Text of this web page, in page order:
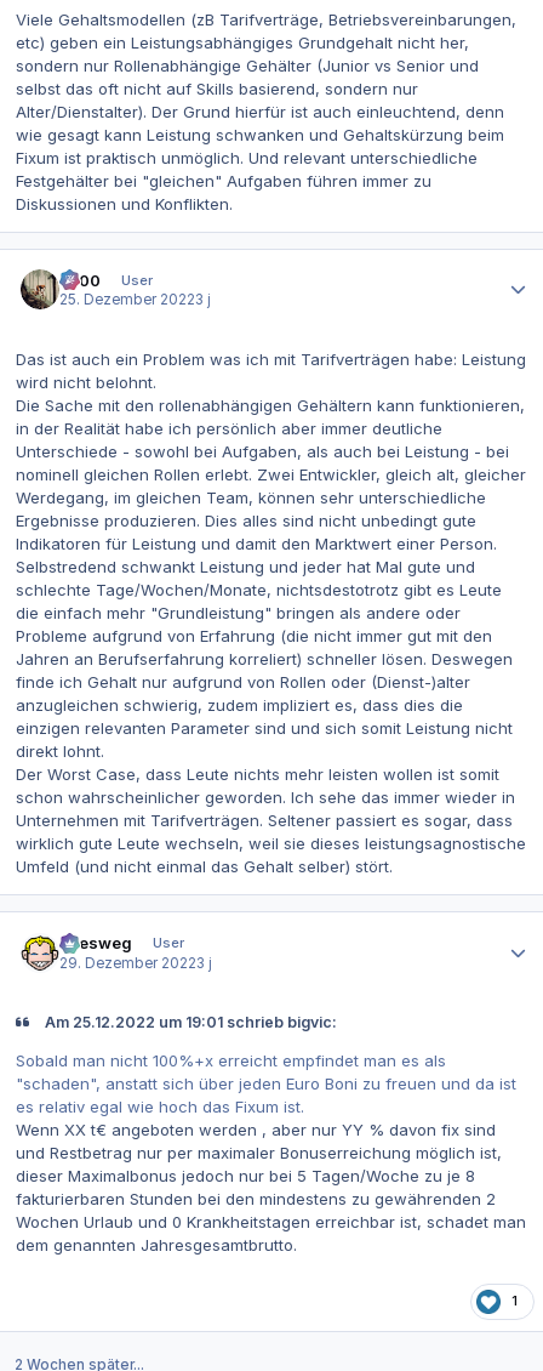
Viele Gehaltsmodellen (zB Tarifverträge, Betriebsvereinbarungen,
etc) geben ein Leistungsabhängiges Grundgehalt nicht her,
sondern nur Rollenabhängige Gehälter (Junior vs Senior und
selbst das oft nicht auf Skills basierend, sondern nur
Alter/Dienstalter). Der Grund hierfür ist auch einleuchtend, denn
wie gesagt kann Leistung schwanken und Gehaltskürzung beim
Fixum ist praktisch unmöglich. Und relevant unterschiedliche
Festgehälter bei "gleichen" Aufgaben führen immer zu
Diskussionen und Konflikten.
0x00
User
25. Dezember 20223 j
Das ist auch ein Problem was ich mit Tarifverträgen habe: Leistung
wird nicht belohnt.
Die Sache mit den rollenabhängigen Gehältern kann funktionieren,
in der Realität habe ich persönlich aber immer deutliche
Unterschiede - sowohl bei Aufgaben, als auch bei Leistung - bei
nominell gleichen Rollen erlebt. Zwei Entwickler, gleich alt, gleicher
Werdegang, im gleichen Team, können sehr unterschiedliche
Ergebnisse produzieren. Dies alles sind nicht unbedingt gute
Indikatoren für Leistung und damit den Marktwert einer Person.
Selbstredend schwankt Leistung und jeder hat Mal gute und
schlechte Tage/Wochen/Monate, nichtsdestotrotz gibt es Leute
die einfach mehr "Grundleistung" bringen als andere oder
Probleme aufgrund von Erfahrung (die nicht immer gut mit den
Jahren an Berufserfahrung korreliert) schneller lösen. Deswegen
finde ich Gehalt nur aufgrund von Rollen oder (Dienst-)alter
anzugleichen schwierig, zudem impliziert es, dass dies die
einzigen relevanten Parameter sind und sich somit Leistung nicht
direkt lohnt.
Der Worst Case, dass Leute nichts mehr leisten wollen ist somit
schon wahrscheinlicher geworden. Ich sehe das immer wieder in
Unternehmen mit Tarifverträgen. Seltener passiert es sogar, dass
wirklich gute Leute wechseln, weil sie dieses leistungsagnostische
Umfeld (und nicht einmal das Gehalt selber) stört.
allesweg
User
29. Dezember 20223 j
Am 25.12.2022 um 19:01 schrieb bigvic:
Sobald man nicht 100%+x erreicht empfindet man es als
"schaden", anstatt sich über jeden Euro Boni zu freuen und da ist
es relativ egal wie hoch das Fixum ist.
Wenn XX t€ angeboten werden , aber nur YY % davon fix sind
und Restbetrag nur per maximaler Bonuserreichung möglich ist,
dieser Maximalbonus jedoch nur bei 5 Tagen/Woche zu je 8
fakturierbaren Stunden bei den mindestens zu gewährenden 2
Wochen Urlaub und 0 Krankheitstagen erreichbar ist, schadet man
dem genannten Jahresgesamtbrutto.
1
2 Wochen später...